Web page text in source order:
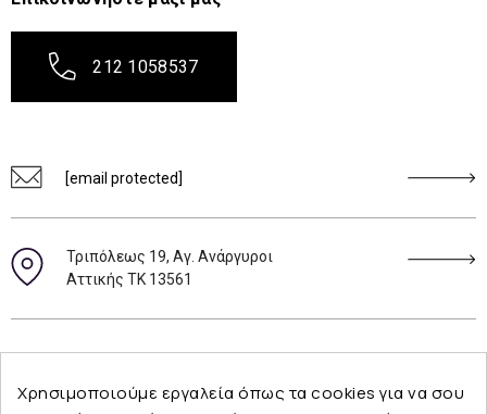
212 1058537
[email protected]
Τριπόλεως 19, Αγ. Ανάργυροι
Αττικής ΤΚ 13561
Χρησιμοποιούμε εργαλεία όπως τα cookies για να σου